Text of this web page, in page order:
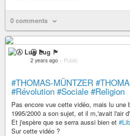
0 comments
Ⓐ Lug 🏴
2 years ago – Public
#THOMAS-MÜNTZER
#Révolution #Sociale #Religion
Pas encore vue cette vidéo, mais lu une
1995/2000 a son sujet, et il m,'avait l'air
Et j'espère que se serra aussi bien et
Sur cette vidéo ?